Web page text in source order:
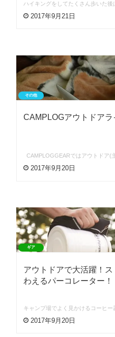
ハイキングをしてたくさん歩いた
2017年9月21日
その他
CAMPLOGアウトドアラ
CAMPLOGGEARではアウトドア(
2017年9月20日
ギア
アウトドアで大活躍！
わえるパーコレーター！
キャンプ場でよく見かけるコーヒ
2017年9月20日